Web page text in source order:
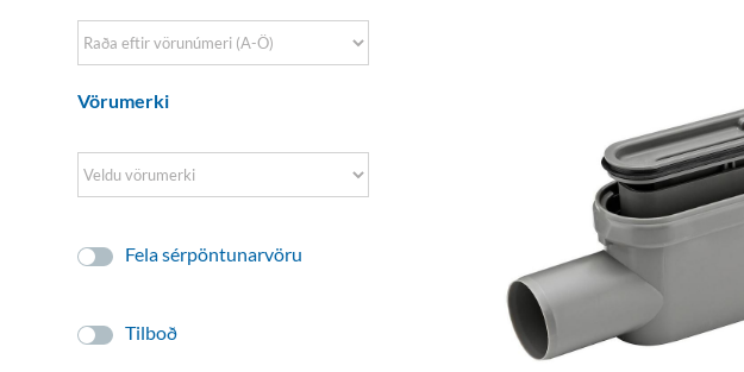
Sort Products
Vörumerki
Fela sérpöntunarvöru
Tilboð